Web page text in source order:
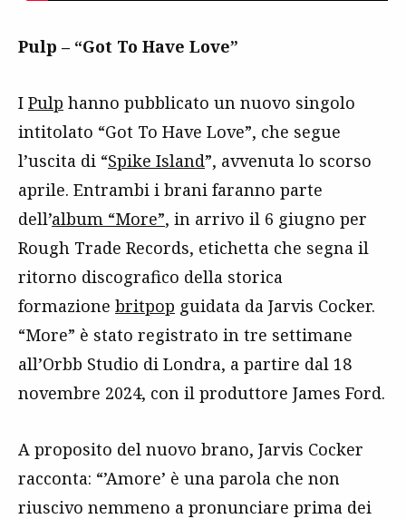
Pulp – “Got To Have Love”
I Pulp hanno pubblicato un nuovo singolo
intitolato “Got To Have Love”, che segue
l’uscita di “Spike Island”, avvenuta lo scorso
aprile. Entrambi i brani faranno parte
dell’album “More”, in arrivo il 6 giugno per
Rough Trade Records, etichetta che segna il
ritorno discografico della storica
formazione britpop guidata da Jarvis Cocker.
“More” è stato registrato in tre settimane
all’Orbb Studio di Londra, a partire dal 18
novembre 2024, con il produttore James Ford.
A proposito del nuovo brano, Jarvis Cocker
racconta: “’Amore’ è una parola che non
riuscivo nemmeno a pronunciare prima dei